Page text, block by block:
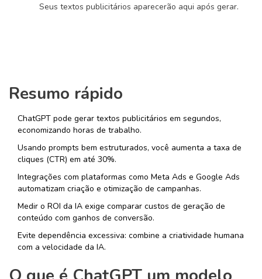
Resumo rápido
ChatGPT pode gerar textos publicitários em segundos,
economizando horas de trabalho.
Usando prompts bem estruturados, você aumenta a taxa de
cliques (CTR) em até 30%.
Integrações com plataformas como Meta Ads e Google Ads
automatizam criação e otimização de campanhas.
Medir o ROI da IA exige comparar custos de geração de
conteúdo com ganhos de conversão.
Evite dependência excessiva: combine a criatividade humana
com a velocidade da IA.